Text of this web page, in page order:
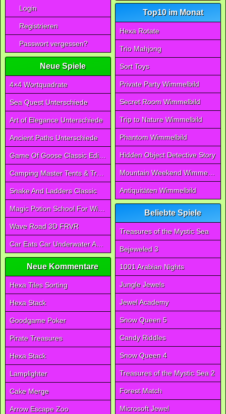
Login
Registrieren
Passwort vergessen?
Neue Spiele
4×4 Wortquadrate
Sea Quest Unterschiede
Art of Elegance Unterschiede
Ancient Paths Unterschiede
Game Of Goose Classic Edition
Camping Master Tents & Trees
Snake And Ladders Classic
Magic Potion School For Witch
Wave Road 3D FRVR
Car Eats Car Underwater Adventure FRVR
Neue Kommentare
Hexa Tiles Sorting
Hexa Stack
Goodgame Poker
Pirate Treasures
Hexa Stack
Lamplighter
Cake Merge
Arrow Escape Zoo
Top10 im Monat
Hexa Rotate
Trio Mahjong
Sort Toys
Private Party Wimmelbild
Secret Room Wimmelbild
Trip to Nature Wimmelbild
Phantom Wimmelbild
Hidden Object Detective Story
Mountain Weekend Wimmelbild
Antiquitäten Wimmelbild
Beliebte Spiele
Treasures of the Mystic Sea
Bejeweled 3
1001 Arabian Nights
Jungle Jewels
Jewel Academy
Snow Queen 5
Candy Riddles
Snow Queen 4
Treasures of the Mystic Sea 2
Forest Match
Microsoft Jewel